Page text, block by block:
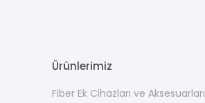
Ürünlerimiz
Fiber Ek Cihazları ve Aksesuarları